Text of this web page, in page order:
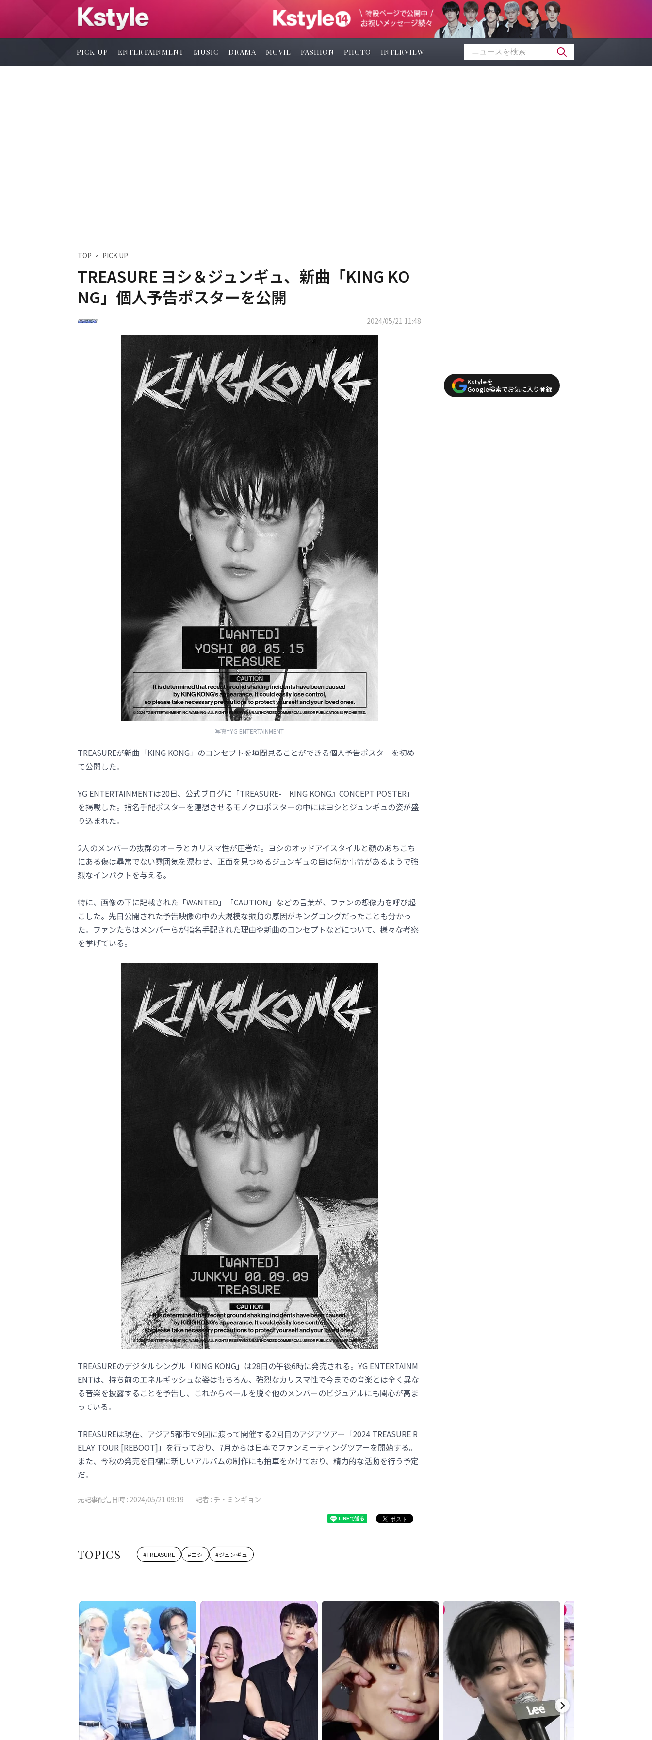
PICK UP ENTERTAINMENT MUSIC DRAMA MOVIE FASHION PHOTO INTERVIEW
TOP PICK UP
TREASURE ヨシ＆ジュンギュ、新曲「KING KO
NG」個人予告ポスターを公開
2024/05/21 11:48
写真=YG ENTERTAINMENT
TREASUREが新曲「KING KONG」のコンセプトを垣間見ることができる個人予告ポスターを初め
て公開した。
YG ENTERTAINMENTは20日、公式ブログに「TREASURE-『KING KONG』CONCEPT POSTER」
を掲載した。指名手配ポスターを連想させるモノクロポスターの中にはヨシとジュンギュの姿が盛
り込まれた。
2人のメンバーの抜群のオーラとカリスマ性が圧巻だ。ヨシのオッドアイスタイルと顔のあちこち
にある傷は尋常でない雰囲気を漂わせ、正面を見つめるジュンギュの目は何か事情があるようで強
烈なインパクトを与える。
特に、画像の下に記載された「WANTED」「CAUTION」などの言葉が、ファンの想像力を呼び起
こした。先日公開された予告映像の中の大規模な振動の原因がキングコングだったことも分かっ
た。ファンたちはメンバーらが指名手配された理由や新曲のコンセプトなどについて、様々な考察
を挙げている。
TREASUREのデジタルシングル「KING KONG」は28日の午後6時に発売される。YG ENTERTAINM
ENTは、持ち前のエネルギッシュな姿はもちろん、強烈なカリスマ性で今までの音楽とは全く異な
る音楽を披露することを予告し、これからベールを脱ぐ他のメンバーのビジュアルにも関心が高ま
っている。
TREASUREは現在、アジア5都市で9回に渡って開催する2回目のアジアツアー「2024 TREASURE R
ELAY TOUR [REBOOT]」を行っており、7月からは日本でファンミーティングツアーを開始する。
また、今秋の発売を目標に新しいアルバムの制作にも拍車をかけており、精力的な活動を行う予定
だ。
元記事配信日時 : 2024/05/21 09:19 記者 : チ・ミンギョン
TOPICS #TREASURE #ヨシ #ジュンギュ
Kstyleを
Google検索でお気に入り登録